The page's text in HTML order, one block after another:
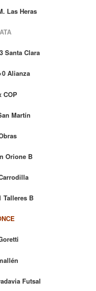
Las Heras
Santa Clara
Alianza
COP
Martín
Orione B
Talleres B
Futsal